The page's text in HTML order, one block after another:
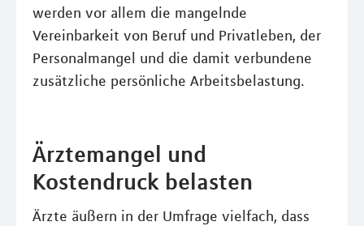
werden vor allem die mangelnde
Vereinbarkeit von Beruf und Privatleben, der
Personalmangel und die damit verbundene
zusätzliche persönliche Arbeitsbelastung.
Ärztemangel und
Kostendruck belasten
Ärzte äußern in der Umfrage vielfach, dass